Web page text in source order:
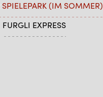
SPIELEPARK (IM SOMMER)
FURGLI EXPRESS